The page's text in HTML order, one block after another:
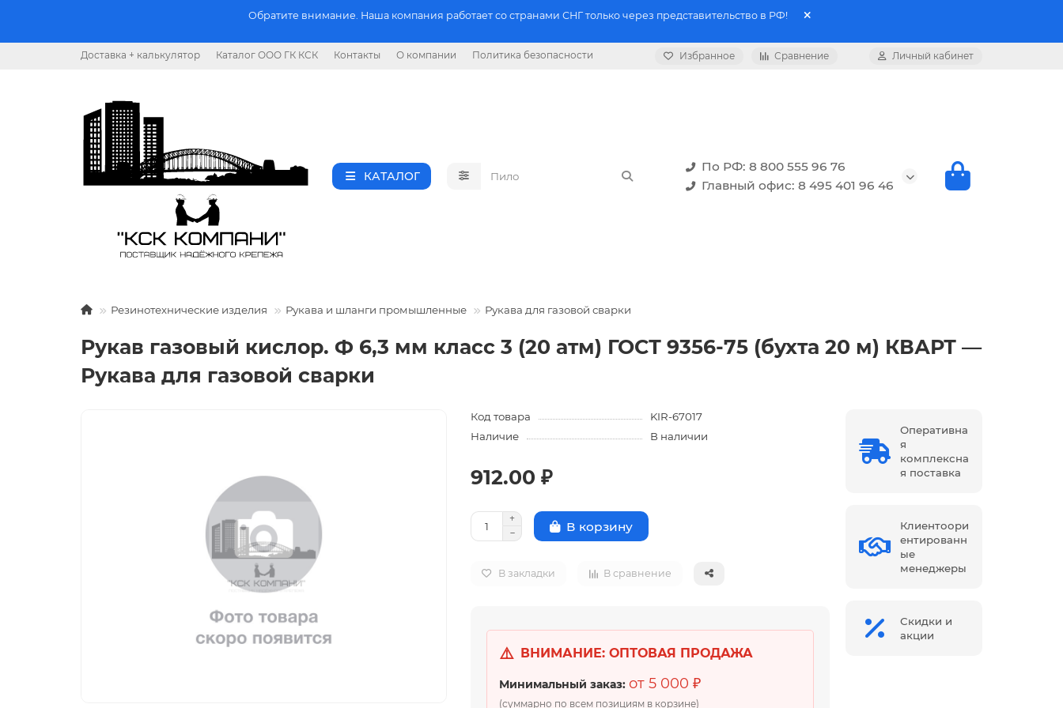
Обратите внимание. Наша компания работает со странами СНГ только через представительство в РФ!
Доставка + калькулятор Каталог ООО ГК КСК Контакты О компании Политика безопасности Избранное Сравнение Личный кабинет
КАТАЛОГ
По РФ: 8 800 555 96 76
Главный офис: 8 495 401 96 46
Резинотехнические изделия Рукава и шланги промышленные Рукава для газовой сварки
Рукав газовый кислор. Ф 6,3 мм класс 3 (20 атм) ГОСТ 9356-75 (бухта 20 м) КВАРТ —
Рукава для газовой сварки
Код товара
KIR-67017
Наличие
В наличии
912.00 ₽
В корзину
В закладки В сравнение
⚠️ ВНИМАНИЕ: ОПТОВАЯ ПРОДАЖА
Минимальный заказ: от 5 000 ₽
(суммарно по всем позициям в корзине)
Оперативна
я
комплексна
я поставка
Клиентоори
ентированн
ые
менеджеры
Скидки и
акции